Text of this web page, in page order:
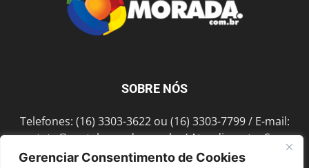
Gerenciar Consentimento de Cookies
SOBRE NÓS
Telefones: (16) 3303-3622 ou (16) 3303-7799 / E-mail:
contato@portalmorada.com.br/ Atendimento: Seg a
Sex das 8h às 18h / Endereço: Av. Bento de Abreu, 889